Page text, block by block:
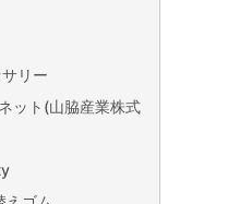
リー
ット(山脇産業株式